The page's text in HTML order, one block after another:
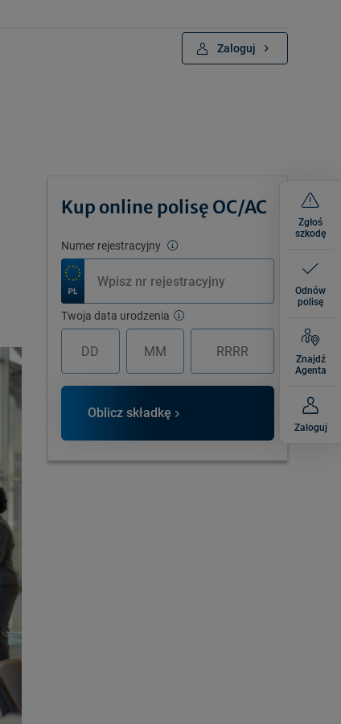
Zaloguj
Kup online polisę OC/AC
Numer rejestracyjny
Twoja data urodzenia
Oblicz składkę
Zgłoś
szkodę
Odnów
polisę
Znajdź
Agenta
Zaloguj